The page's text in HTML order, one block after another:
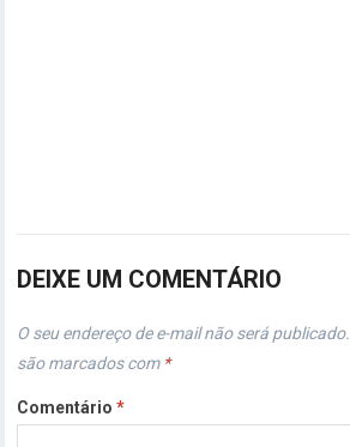
DEIXE UM COMENTÁRIO
O seu endereço de e-mail não será publicado.
são marcados com *
Comentário*